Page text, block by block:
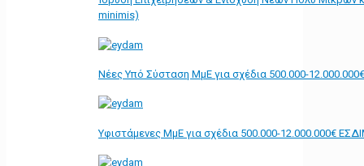
minimis)
Νέες Υπό Σύσταση ΜμΕ για σχέδια 500.000-
Υφιστάμενες ΜμΕ για σχέδια 500.000-12.000.000€